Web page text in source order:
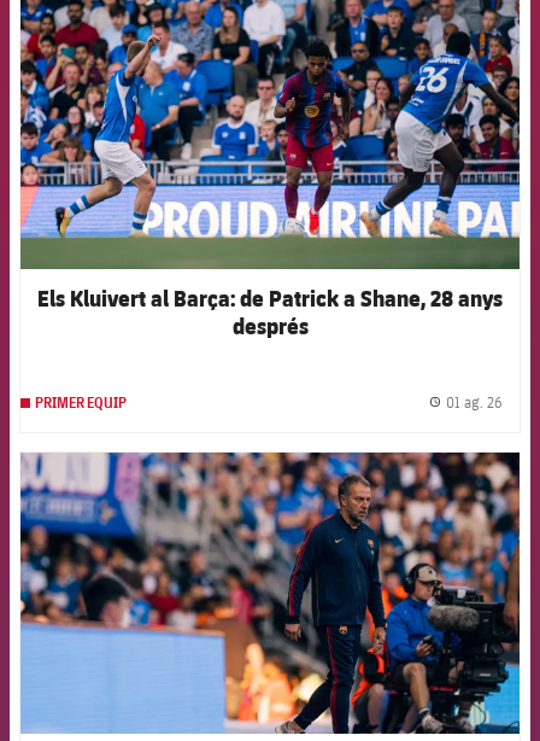
Els Kluivert al Barça: de Patrick a Shane, 28 anys
després
PRIMER EQUIP 01 ag. 26
FCB Barcelona badge